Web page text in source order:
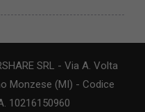
SRL - Via A. Volta
Monzese (MI) - Codice
10216150960